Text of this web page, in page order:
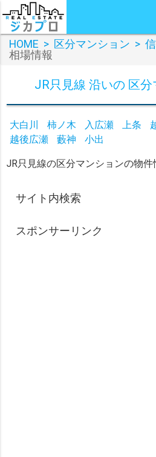
HOME > 区分マンション >
相場情報
JR只見線 沿いの 区
大白川 柿ノ木 入広瀬 上条
越後広瀬
藪神
小出
JR只見線の区分マンションの物件
サイト内検索
スポンサーリンク